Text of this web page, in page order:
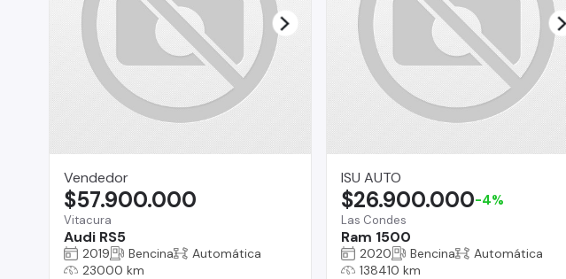
Vendedor
Vitacura
Audi RS5
$57.900.000
2019 Bencina
Automática
23000 km
ISU AUTO
Las Condes
Ram 1500
$26.900.000-4%
2020 Bencina
Automática
138410 km